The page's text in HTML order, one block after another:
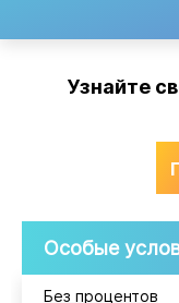
Узнайте
Особые
Без процентов